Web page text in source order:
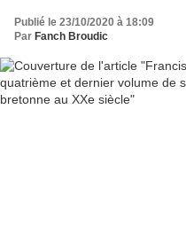
Publié le 23/10/2020 à 18:09
Par Fanch Broudic